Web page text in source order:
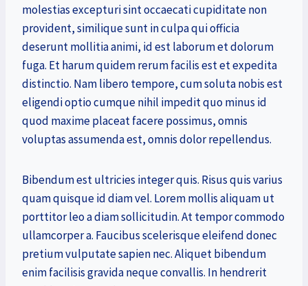
molestias excepturi sint occaecati cupiditate non
provident, similique sunt in culpa qui officia
deserunt mollitia animi, id est laborum et dolorum
fuga. Et harum quidem rerum facilis est et expedita
distinctio. Nam libero tempore, cum soluta nobis est
eligendi optio cumque nihil impedit quo minus id
quod maxime placeat facere possimus, omnis
voluptas assumenda est, omnis dolor repellendus.
Bibendum est ultricies integer quis. Risus quis varius
quam quisque id diam vel. Lorem mollis aliquam ut
porttitor leo a diam sollicitudin. At tempor commodo
ullamcorper a. Faucibus scelerisque eleifend donec
pretium vulputate sapien nec. Aliquet bibendum
enim facilisis gravida neque convallis. In hendrerit